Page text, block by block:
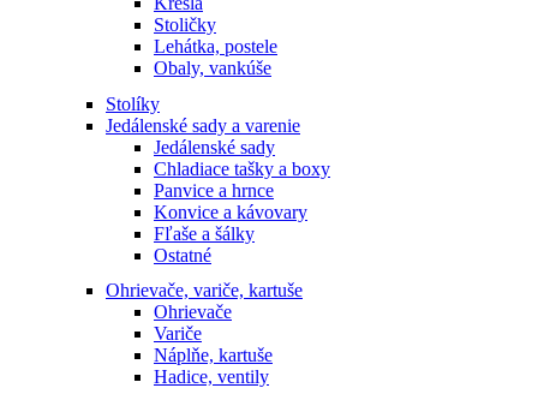
Stoličky
Lehátka, postele
Obaly, vankúše
Stolíky
Jedálenské sady a varenie
Jedálenské sady
Chladiace tašky a boxy
Panvice a hrnce
Konvice a kávovary
Fľaše a šálky
Ostatné
Ohrievače, variče, kartuše
Ohrievače
Variče
Náplňe, kartuše
Hadice, ventily